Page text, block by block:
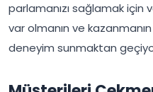
parlamanızı sağlamak için
var olmanın ve
deneyim sunmaktan